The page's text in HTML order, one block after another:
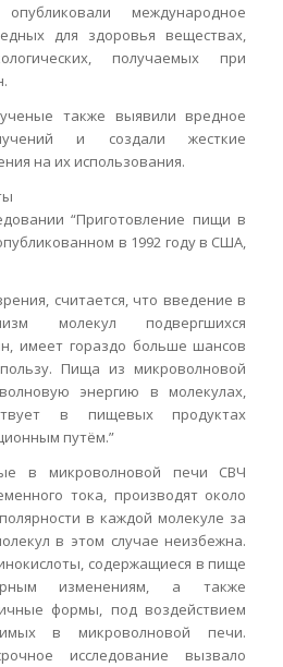
международное
для здоровья веществах,
получаемых при
ученые также выявили вредное
и создали жесткие
на их использования.
“Приготовление пищи в
в 1992 году в США,
считается, что введение в
молекул подвергшихся
имеет гораздо больше шансов
Пища из микроволновой
энергию в молекулах,
в пищевых продуктах
путём.”
в микроволновой печи СВЧ
тока, производят около
в каждой молекуле за
в этом случае неизбежна.
содержащиеся в пище
изменениям, а также
формы, под воздействием
в микроволновой печи.
исследование вызвало